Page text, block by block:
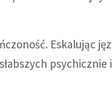
Eskalując
psychicznie